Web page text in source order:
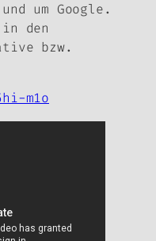
um Google.
den
bzw.
m1o